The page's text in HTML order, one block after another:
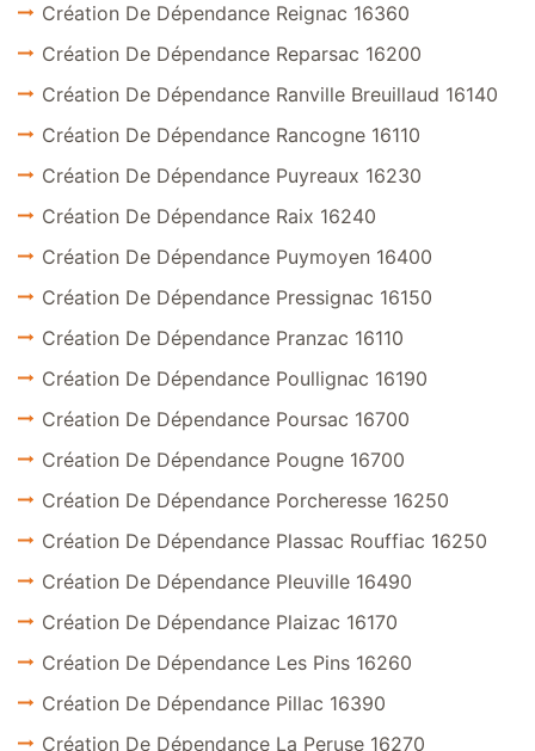
Création De Dépendance Reignac 16360
Création De Dépendance Reparsac 16200
Création De Dépendance Ranville Breuillaud 16140
Création De Dépendance Rancogne 16110
Création De Dépendance Puyreaux 16230
Création De Dépendance Raix 16240
Création De Dépendance Puymoyen 16400
Création De Dépendance Pressignac 16150
Création De Dépendance Pranzac 16110
Création De Dépendance Poullignac 16190
Création De Dépendance Poursac 16700
Création De Dépendance Pougne 16700
Création De Dépendance Porcheresse 16250
Création De Dépendance Plassac Rouffiac 16250
Création De Dépendance Pleuville 16490
Création De Dépendance Plaizac 16170
Création De Dépendance Les Pins 16260
Création De Dépendance Pillac 16390
Création De Dépendance La Peruse 16270